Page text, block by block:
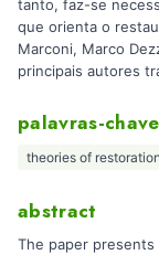
tanto, faz-se
que orienta o
Marconi, Marco
principais autores
palavras-chave
theories of restoration
abstract
The paper